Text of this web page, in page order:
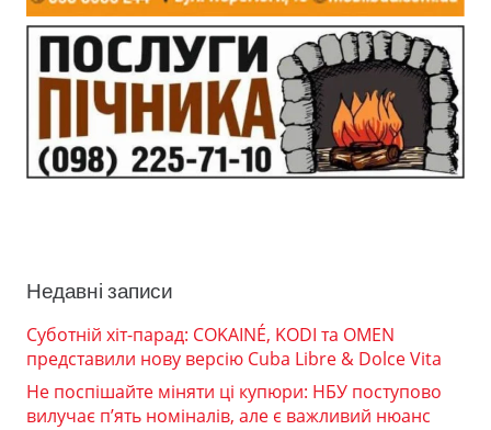
Недавні записи
Суботній хіт-парад: COKAINÉ, KODI та OMEN
представили нову версію Cuba Libre & Dolce Vita
Не поспішайте міняти ці купюри: НБУ поступово
вилучає п’ять номіналів, але є важливий нюанс